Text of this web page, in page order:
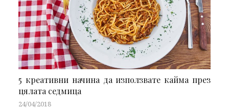
5 креативни начина да използвате кайма през
цялата седмица
24/04/2018